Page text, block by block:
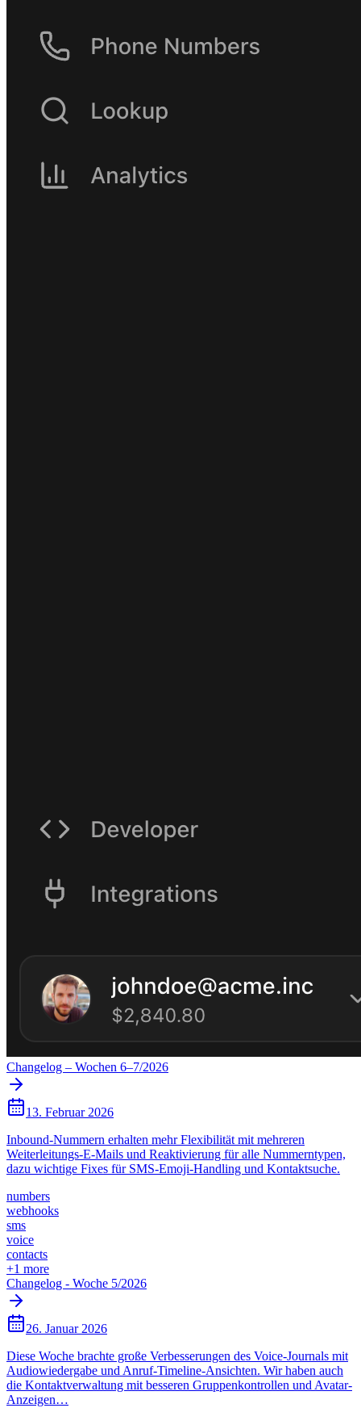
Changelog – Wochen 6–7/2026
13. Februar 2026
Inbound-Nummern erhalten mehr Flexibilität mit mehreren
Weiterleitungs-E-Mails und Reaktivierung für alle Nummerntypen,
dazu wichtige Fixes für SMS-Emoji-Handling und Kontaktsuche.
numbers
webhooks
sms
voice
contacts
+1 more
Changelog - Woche 5/2026
26. Januar 2026
Diese Woche brachte große Verbesserungen des Voice-Journals mit
Audiowiedergabe und Anruf-Timeline-Ansichten. Wir haben auch
die Kontaktverwaltung mit besseren Gruppenkontrollen und Avatar-
Anzeigen…